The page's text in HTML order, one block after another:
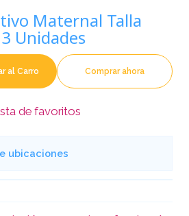
Maternal Talla
Unidades
al Carro Comprar ahora
de favoritos
ubicaciones